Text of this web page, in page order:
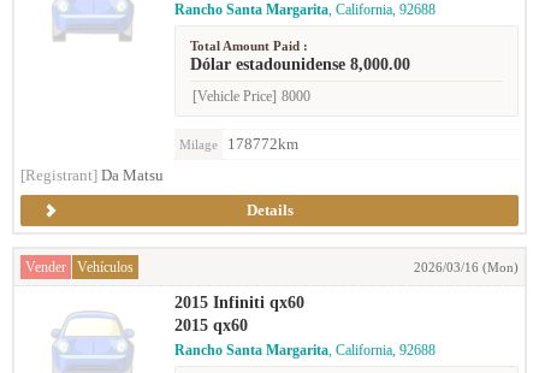
Rancho Santa Margarita, California, 92688
Total Amount Paid :
Dólar estadounidense 8,000.00
[Vehicle Price] 8000
Milage
178772km
[Registrant] Da Matsu
Details
Vender Vehículos 2026/03/16 (Mon)
2015 Infiniti qx60
2015 qx60
Rancho Santa Margarita, California, 92688